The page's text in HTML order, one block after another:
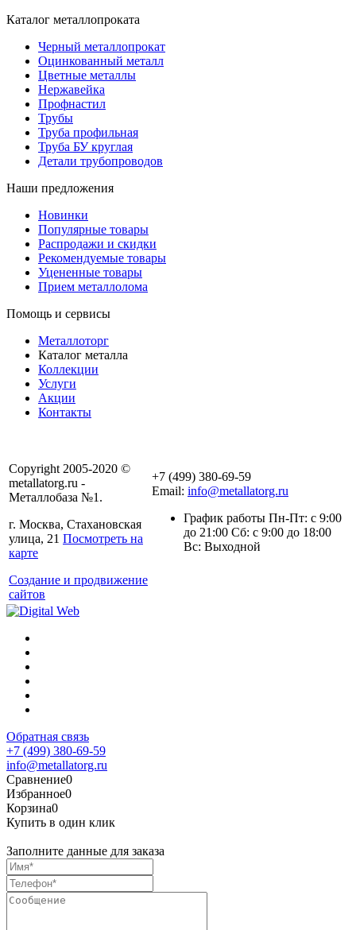
Каталог металлопроката
Черный металлопрокат
Оцинкованный металл
Цветные металлы
Нержавейка
Профнастил
Трубы
Труба профильная
Труба БУ круглая
Детали трубопроводов
Наши предложения
Новинки
Популярные товары
Распродажи и скидки
Рекомендуемые товары
Уцененные товары
Прием металлолома
Помощь и сервисы
Металлоторг
Каталог металла
Коллекции
Услуги
Акции
Контакты
Copyright 2005-2020 ©
metallatorg.ru -
Металлобаза №1.
г. Москва, Стахановская
улица, 21 Посмотреть на
карте
Создание и продвижение
сайтов
+7 (499) 380-69-59
Email: info@metallatorg.ru
График работы Пн-Пт: с 9:00
до 21:00 Сб: с 9:00 до 18:00
Вс: Выходной
Обратная связь
+7 (499) 380-69-59
info@metallatorg.ru
Сравнение0
Избранное0
Корзина0
Купить в один клик
Заполните данные для заказа